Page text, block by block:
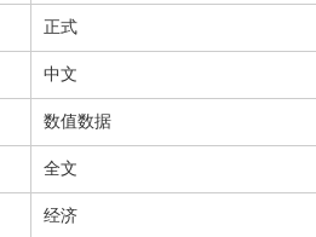
正式
中文
数值数据
全文
经济